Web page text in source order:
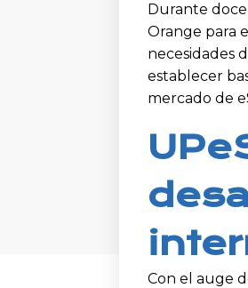
Durante doce
Orange para
necesidades
establecer
mercado de
Con el auge